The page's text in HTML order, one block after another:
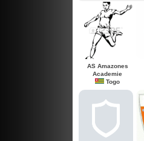
AS Amazones
Academie
Togo